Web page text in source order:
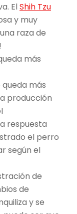
ElShih Tzu
y muy
raza de
más
más
producción
respuesta
el perro
según el
de
de
y se